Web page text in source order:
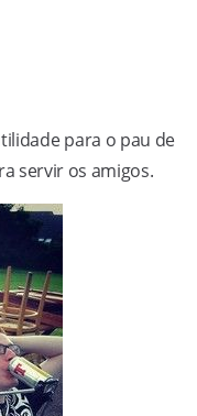
para o pau de
servir os amigos.